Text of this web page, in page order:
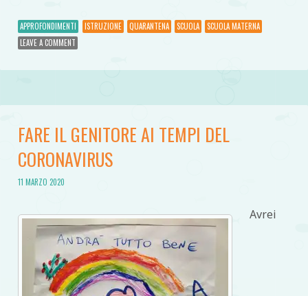
APPROFONDIMENTI ISTRUZIONE QUARANTENA SCUOLA
SCUOLA MATERNA
LEAVE A COMMENT
FARE IL GENITORE AI TEMPI DEL
CORONAVIRUS
11 MARZO 2020
Avrei